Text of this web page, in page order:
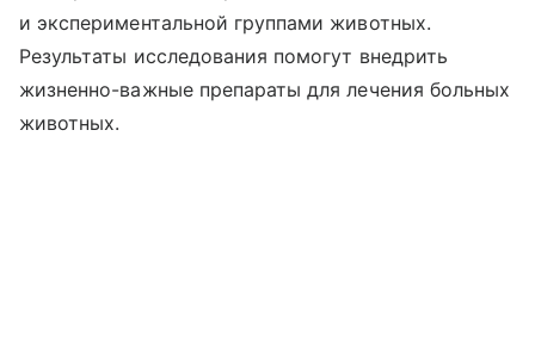
и экспериментальной группами животных.
Результаты исследования помогут внедрить
жизненно-важные препараты для лечения больных
животных.